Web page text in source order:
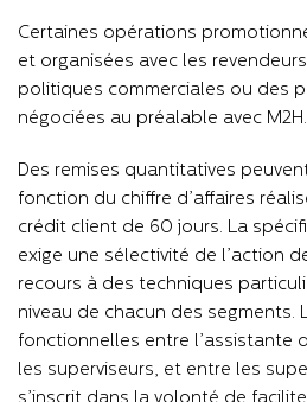
Certaines opérations
et organisées avec les
politiques commerciales ou des
négociées au préalable avec M2H.
Des remises quantitatives
fonction du chiffre d’affaires
crédit client de 60 jours. La
exige une sélectivité de l’action
recours à des techniques
niveau de chacun des segments.
fonctionnelles entre l’assistante
les superviseurs, et entre les